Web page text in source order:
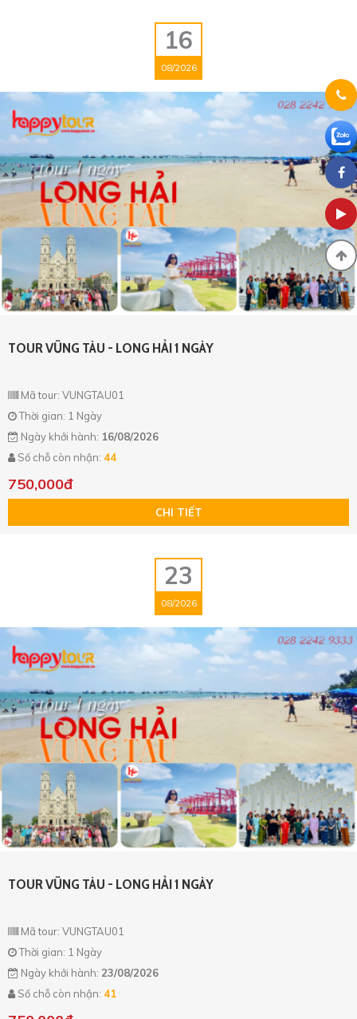
16
08/2026
TOUR VŨNG TÀU - LONG HẢI 1 NGÀY
Mã tour: VUNGTAU01
Thời gian: 1 Ngày
Ngày khởi hành: 16/08/2026
Số chỗ còn nhận: 44
750,000đ
CHI TIẾT
23
08/2026
TOUR VŨNG TÀU - LONG HẢI 1 NGÀY
Mã tour: VUNGTAU01
Thời gian: 1 Ngày
Ngày khởi hành: 23/08/2026
Số chỗ còn nhận: 41